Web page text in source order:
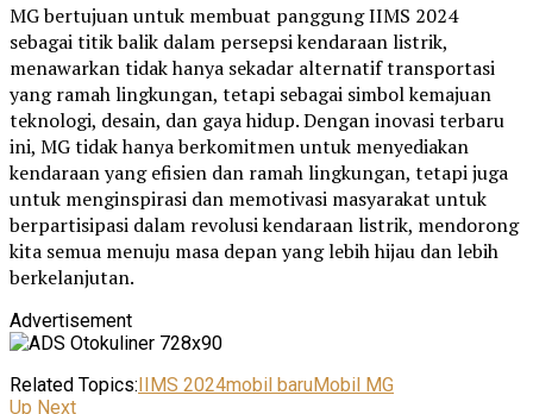
MG bertujuan untuk membuat panggung IIMS 2024
sebagai titik balik dalam persepsi kendaraan listrik,
menawarkan tidak hanya sekadar alternatif transportasi
yang ramah lingkungan, tetapi sebagai simbol kemajuan
teknologi, desain, dan gaya hidup. Dengan inovasi terbaru
ini, MG tidak hanya berkomitmen untuk menyediakan
kendaraan yang efisien dan ramah lingkungan, tetapi juga
untuk menginspirasi dan memotivasi masyarakat untuk
berpartisipasi dalam revolusi kendaraan listrik, mendorong
kita semua menuju masa depan yang lebih hijau dan lebih
berkelanjutan.
Advertisement
Related Topics:IIMS 2024mobil baruMobil MG
Up Next